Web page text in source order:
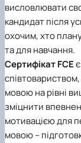
висловлювати
кандидат після
охочим, хто
та для навчання.
Сертифікат FCE
мовою на рівні
зміцнити
мотивацією для
мовою –